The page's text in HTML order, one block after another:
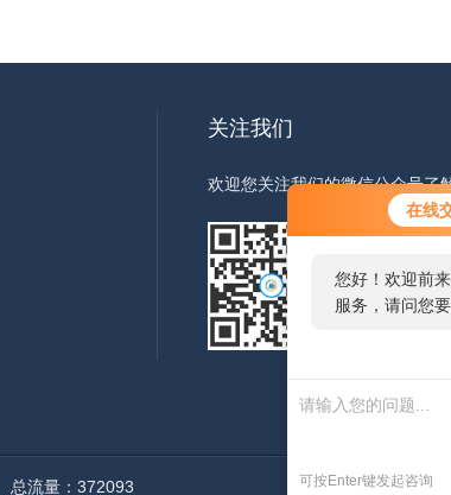
在线
您好！欢迎前
服务，请问您
您好，看您停
了需求产品，
可按Enter键发起咨询
关注我们
欢迎您关注我们的微信公众号了
扫一扫
总流量：372093 管理登陆技术支